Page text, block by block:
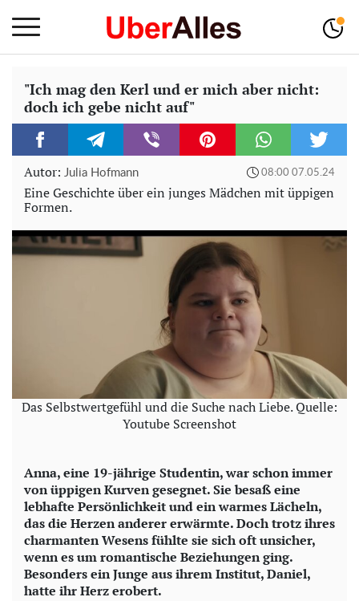
"Ich mag den Kerl und er mich aber nicht:
doch ich gebe nicht auf"
Autor: Julia Hofmann 08:00 07.05.24
Eine Geschichte über ein junges Mädchen mit üppigen
Formen.
Das Selbstwertgefühl und die Suche nach Liebe. Quelle:
Youtube Screenshot
Anna, eine 19-jährige Studentin, war schon immer
von üppigen Kurven gesegnet. Sie besaß eine
lebhafte Persönlichkeit und ein warmes Lächeln,
das die Herzen anderer erwärmte. Doch trotz ihres
charmanten Wesens fühlte sie sich oft unsicher,
wenn es um romantische Beziehungen ging.
Besonders ein Junge aus ihrem Institut, Daniel,
hatte ihr Herz erobert.